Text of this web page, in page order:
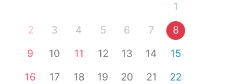
1
2
3 4 5 6 7
8
9
10 11 12 13 14
15
16
17 18 19 20 21
22